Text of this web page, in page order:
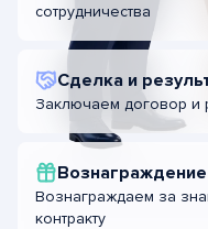
сотрудничества
Сделка и
Заключаем договор и
Вознаграждение
Вознаграждаем за
контракту